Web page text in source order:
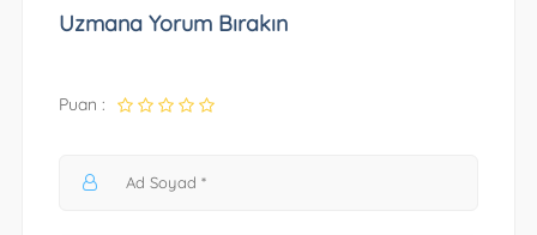
Uzmana Yorum Bırakın
Puan :